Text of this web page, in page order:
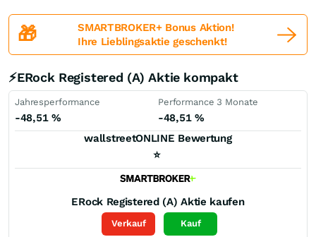
🎁
SMARTBROKER+ Bonus Aktion!
Ihre Lieblingsaktie geschenkt!
⚡ERock Registered (A) Aktie kompakt
Jahresperformance
-48,51 %
Performance 3 Monate
-48,51 %
wallstreetONLINE Bewertung
⭐
ERock Registered (A) Aktie kaufen
Verkauf Kauf